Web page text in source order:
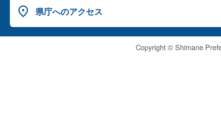
県庁へのアクセス
Copyright © Shimane